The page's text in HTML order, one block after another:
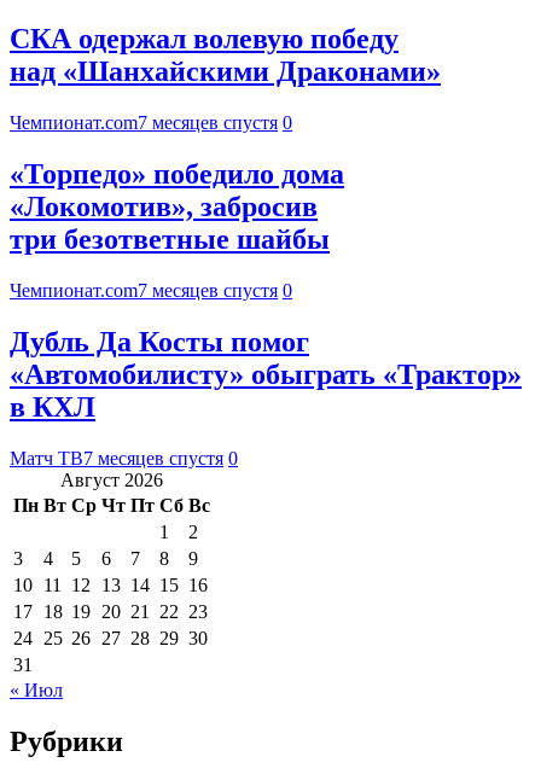
СКА одержал волевую победу
над «Шанхайскими Драконами»
Чемпионат.com7 месяцев спустя 0
«Торпедо» победило дома
«Локомотив», забросив
три безответные шайбы
Чемпионат.com7 месяцев спустя 0
Дубль Да Косты помог
«Автомобилисту» обыграть «Трактор»
в КХЛ
Матч ТВ7 месяцев спустя 0
Август 2026
Пн Вт Ср Чт Пт Сб Вс
1
2
3
4 5 6 7 8
9
10 11 12 13 14 15 16
17 18 19 20 21 22 23
24 25 26 27 28 29 30
31
« Июл
Рубрики